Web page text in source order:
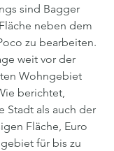
sind Bagger
neben dem
zu bearbeiten.
weit vor der
Wohngebiet
berichtet,
Stadt als auch der
Fläche, Euro
für bis zu